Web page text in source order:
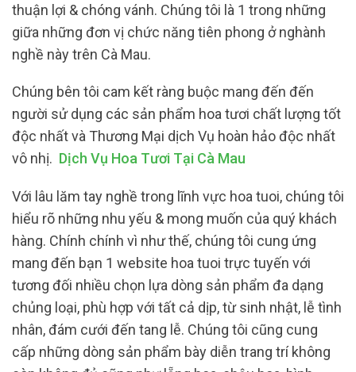
thuận lợi & chóng vánh. Chúng tôi là 1 trong những
giữa những đơn vị chức năng tiên phong ở nghành
nghề này trên Cà Mau.
Chúng bên tôi cam kết ràng buộc mang đến đến
người sử dụng các sản phẩm hoa tươi chất lượng tốt
độc nhất và Thương Mại dịch Vụ hoàn hảo độc nhất
vô nhị. Dịch Vụ Hoa Tươi Tại Cà Mau
Với lâu lăm tay nghề trong lĩnh vực hoa tuoi, chúng tôi
hiểu rõ những nhu yếu & mong muốn của quý khách
hàng. Chính chính vì như thế, chúng tôi cung ứng
mang đến bạn 1 website hoa tuoi trực tuyến với
tương đối nhiều chọn lựa dòng sản phẩm đa dạng
chủng loại, phù hợp với tất cả dịp, từ sinh nhật, lễ tình
nhân, đám cưới đến tang lễ. Chúng tôi cũng cung
cấp những dòng sản phẩm bày diễn trang trí không